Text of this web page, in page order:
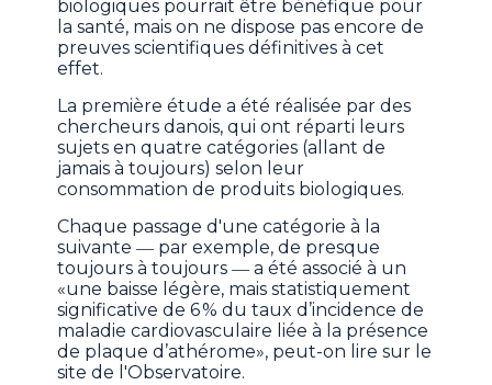
biologiques pourrait être bénéfique pour
la santé, mais on ne dispose pas encore de
preuves scientifiques définitives à cet
effet.
La première étude a été réalisée par des
chercheurs danois, qui ont réparti leurs
sujets en quatre catégories (allant de
jamais à toujours) selon leur
consommation de produits biologiques.
Chaque passage d'une catégorie à la
suivante ― par exemple, de presque
toujours à toujours ― a été associé à un
«une baisse légère, mais statistiquement
significative de 6 % du taux d’incidence de
maladie cardiovasculaire liée à la présence
de plaque d’athérome», peut-on lire sur le
site de l'Observatoire.